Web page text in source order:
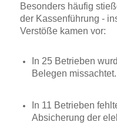
Besonders häufig
der Kassenführung -
Verstöße kamen vor:
In 25 Betrieben
Belegen missachtet.
In 11 Betrieben
Absicherung der